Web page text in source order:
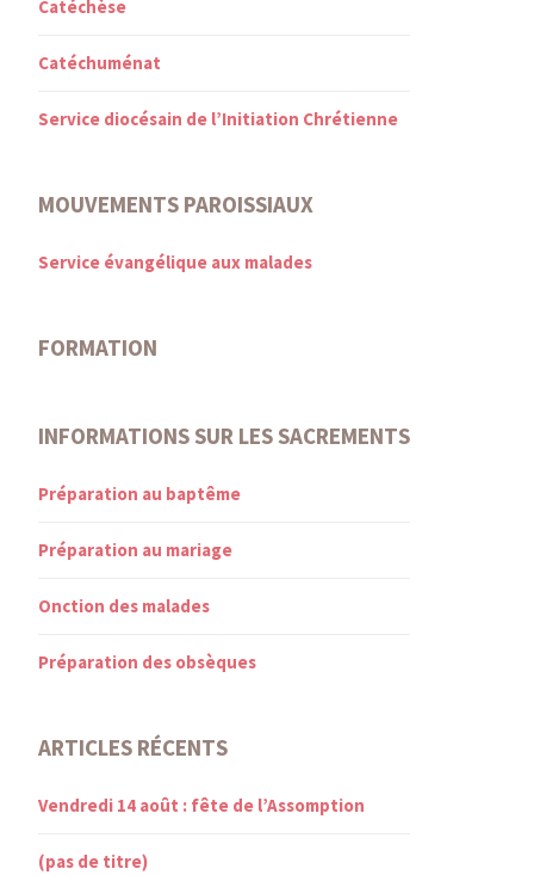
Catéchèse
Catéchuménat
Service diocésain de l’Initiation Chrétienne
MOUVEMENTS PAROISSIAUX
Service évangélique aux malades
FORMATION
INFORMATIONS SUR LES SACREMENTS
Préparation au baptême
Préparation au mariage
Onction des malades
Préparation des obsèques
ARTICLES RÉCENTS
Vendredi 14 août : fête de l’Assomption
(pas de titre)